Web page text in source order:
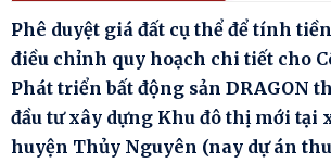
Phê duyệt giá đất cụ thể để tính
điều chỉnh quy hoạch chi tiết cho
Phát triển bất động sản DRAGON
đầu tư xây dựng Khu đô thị mới tại
huyện Thủy Nguyên (nay dự án